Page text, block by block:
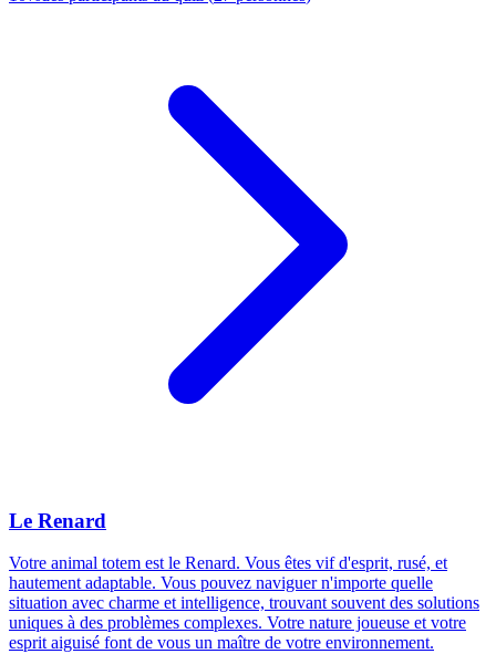
Le Renard
Votre animal totem est le Renard. Vous êtes vif d'esprit, rusé, et
hautement adaptable. Vous pouvez naviguer n'importe quelle
situation avec charme et intelligence, trouvant souvent des solutions
uniques à des problèmes complexes. Votre nature joueuse et votre
esprit aiguisé font de vous un maître de votre environnement.